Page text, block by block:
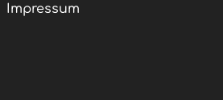
Impressum